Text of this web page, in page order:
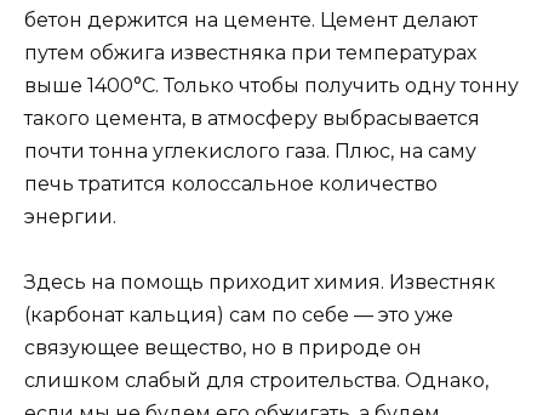
бетон держится на цементе. Цемент делают
путем обжига известняка при температурах
выше 1400°C. Только чтобы получить одну тонну
такого цемента, в атмосферу выбрасывается
почти тонна углекислого газа. Плюс, на саму
печь тратится колоссальное количество
энергии.
Здесь на помощь приходит химия. Известняк
(карбонат кальция) сам по себе — это уже
связующее вещество, но в природе он
слишком слабый для строительства. Однако,